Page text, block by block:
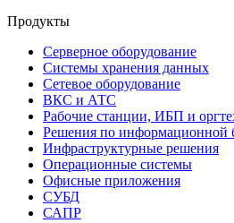
Продукты
Серверное оборудование
Системы хранения данных
Сетевое оборудование
ВКС и АТС
Рабочие станции, ИБП и
Решения по информационной
Инфраструктурные решения
Операционные системы
Офисные приложения
СУБД
САПР